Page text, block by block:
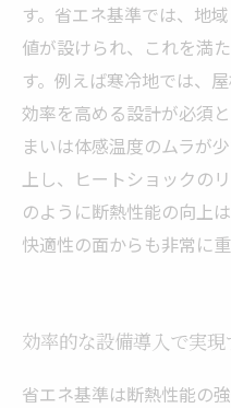
す。省エネ基準では、地
値が設けられ、これを満
す。例えば寒冷地では、
効率を高める設計が必須
まいは体感温度のムラが
上し、ヒートショックの
のように断熱性能の向上
快適性の面からも非常に重
効率的な設備導入で実
省エネ基準は断熱性能の